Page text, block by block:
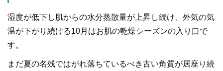
湿度が低下し肌からの水分蒸散量が上昇し続け、外気の気
温が下がり続ける10月はお肌の乾燥シーズンの入り口で
す。
まだ夏の名残ではがれ落ちているべき古い角質が居座り続